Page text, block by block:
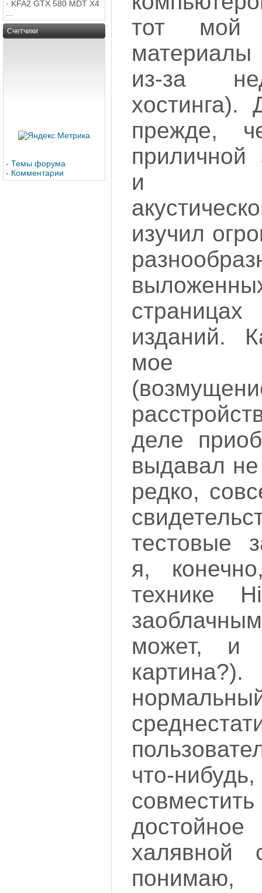
· KFA2 GTX 580 MDT X4
Счетчики
- Темы форума
- Комментарии
тот
из-за
прежде,
приличной
и
изучил
изданий.
мое
деле
выдавал
редко,
тестовые
я,
технике
может, и
что-
халявной
понимаю,